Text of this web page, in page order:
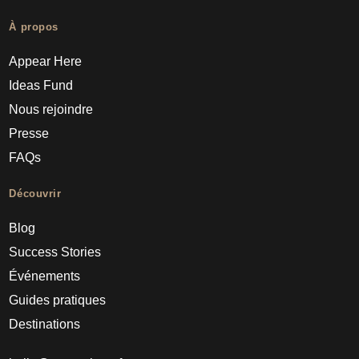
À propos
Appear Here
Ideas Fund
Nous rejoindre
Presse
FAQs
Découvrir
Blog
Success Stories
Événements
Guides pratiques
Destinations